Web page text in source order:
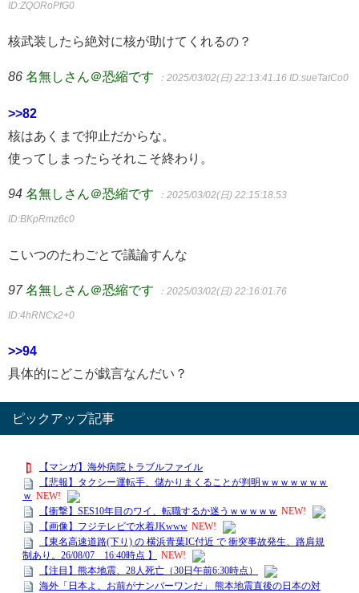
ID:ZQORoPfG0
核武装したら絶対に核が助けてくれるの？
86 名無しさん＠恐縮です ：2025/03/02(日) 22:13:41.16 ID:sueTatCo0
>>82
核はあくまで抑止だからな。
使ってしまったらそれこそ終わり。
94 名無しさん＠恐縮です ：2025/03/02(日) 22:15:18.53
ID:BKpRmz6c0
こいつのたわごとで議論すんな
97 名無しさん＠恐縮です ：2025/03/02(日) 22:16:01.76
ID:4hRNCx2+0
>>94
具体的にどこが戯言なんだい？
ピックアップ記事